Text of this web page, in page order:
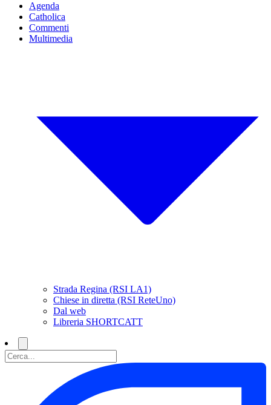
Agenda
Catholica
Commenti
Multimedia
Strada Regina (RSI LA1)
Chiese in diretta (RSI ReteUno)
Dal web
Libreria SHORTCATT